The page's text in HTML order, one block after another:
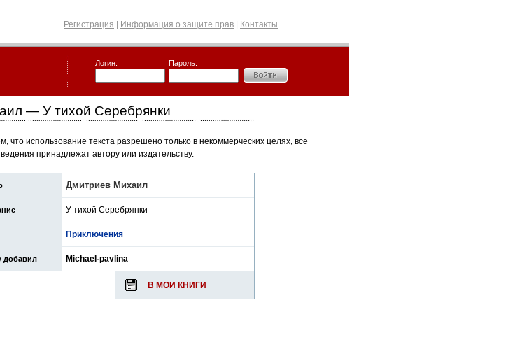
Регистрация Информация о защите прав Контакты
Логин: Пароль:
— У тихой Серебрянки
что использование текста разрешено только в некоммерческих целях, все
принадлежат автору или издательству.
Дмитриев Михаил
У тихой Серебрянки
Приключения
добавил Michael-pavlina
В МОИ КНИГИ